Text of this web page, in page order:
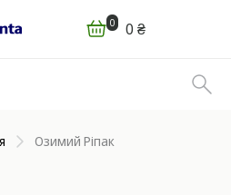
0 0 ₴
Озимий Ріпак